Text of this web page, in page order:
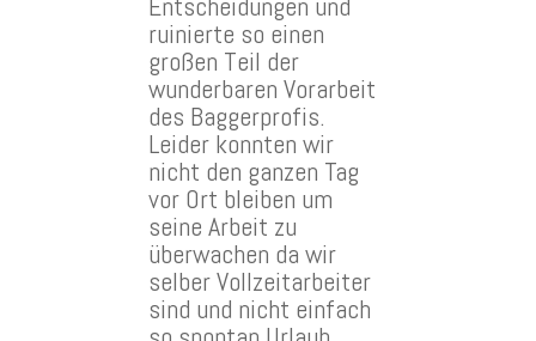
ruinierte so einen
großen Teil der
wunderbaren Vorarbeit
des Baggerprofis.
Leider konnten wir
nicht den ganzen Tag
vor Ort bleiben um
seine Arbeit zu
überwachen da wir
selber Vollzeitarbeiter
sind und nicht einfach